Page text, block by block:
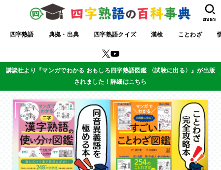
四字熟語 典拠・出典 四字熟語クイズ 漢検 ことわざ
SEARCH
講談社より『マンガでわかる おもしろ四字熟語図鑑 〈試験に出る〉』が出版
されました！詳細はこちら